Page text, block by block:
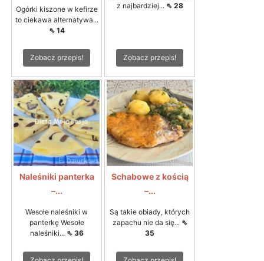
Ogórki kiszone w kefirze
to ciekawa alternatywa...
⇖ 14
Zobacz przepis!
z najbardziej... ⇖ 28
Zobacz przepis!
Naleśniki panterka
–...
Wesołe naleśniki w
panterkę Wesołe
naleśniki... ⇖ 36
Schabowe z kością
–...
Są takie obiady, których
zapachu nie da się... ⇖
35